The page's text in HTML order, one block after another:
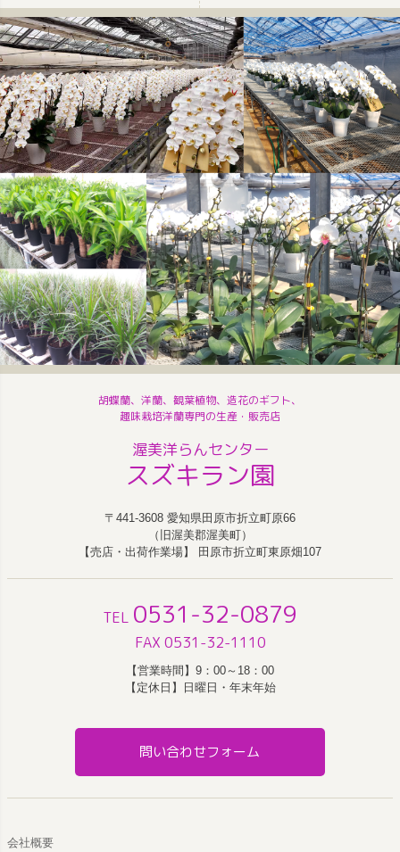
胡蝶蘭、洋蘭、観葉植物、造花のギフト、
趣味栽培洋蘭専門の生産・販売店
渥美洋らんセンター
スズキラン園
〒441-3608 愛知県田原市折立町原66
（旧渥美郡渥美町）
【売店・出荷作業場】 田原市折立町東原畑107
TEL 0531-32-0879
FAX 0531-32-1110
【営業時間】9：00～18：00
【定休日】日曜日・年末年始
問い合わせフォーム
会社概要